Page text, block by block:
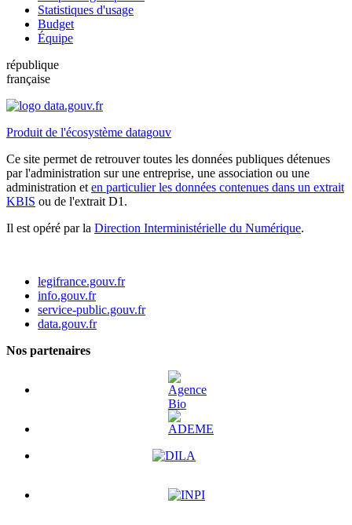
Statistiques d'usage
Budget
Équipe
république
française
Produit de l'écosystème datagouv
Ce site permet de retrouver toutes les données publiques détenues
par l'administration sur une entreprise, une association ou une
administration et en particulier les données contenues dans un extrait
KBIS ou de l'extrait D1.
Il est opéré par la Direction Interministérielle du Numérique.
legifrance.gouv.fr
info.gouv.fr
service-public.gouv.fr
data.gouv.fr
Nos partenaires